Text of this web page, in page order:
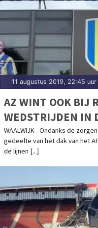
11 augustus 2019, 22:45 uur
AZ WINT OOK BIJ
WEDSTRIJDEN IN
WAALWIJK - Ondanks de
gedeelte van het dak van het
de lijnen [...]